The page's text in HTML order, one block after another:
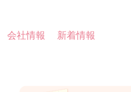
会社情報 新着情報